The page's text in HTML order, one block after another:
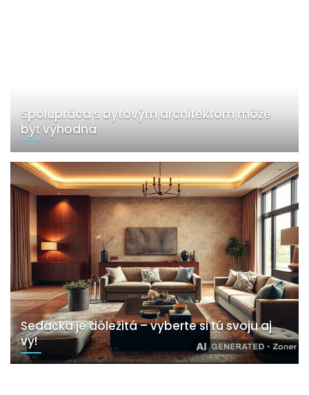
Spolupráca s bytovým architektom môže
byť výhodná
Sedačka je dôležitá – vyberte si tú svoju aj
vy!